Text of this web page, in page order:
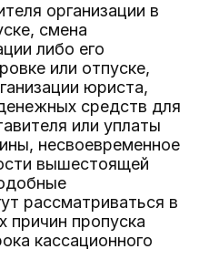
организации в
смена
либо его
или отпуске,
юриста,
средств для
или уплаты
несвоевременное
вышестоящей
рассматриваться в
причин пропуска
кассационного